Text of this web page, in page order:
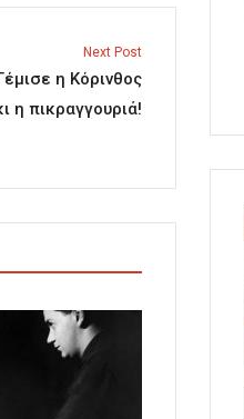
Next Post
η Κόρινθος
η πικραγγουριά!